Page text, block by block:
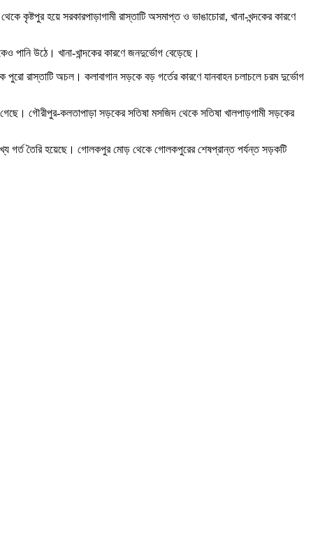
হয়ে সরকারপাড়াগামী রাস্তাটি অসমাপ্ত ও ভাঙাচোরা, খানা-খন্দকের কারণে
পানি উঠে। খানা-খান্দকের কারণে জনদুর্ভোগ বেড়েছে।
রাস্তাটি অচল। কলাবাগান সড়কে বড় গর্তের কারণে যানবাহন চলাচলে চরম দুর্ভোগ
গেছে। গৌরীপুর-কলতাপাড়া সড়কের সতিষা মসজিদ থেকে সতিষা খালপাড়গামী সড়কের
গর্ত তৈরি হয়েছে। গোলকপুর মোড় থেকে গোলকপুরের শেষপ্রান্ত পর্যন্ত সড়কটি